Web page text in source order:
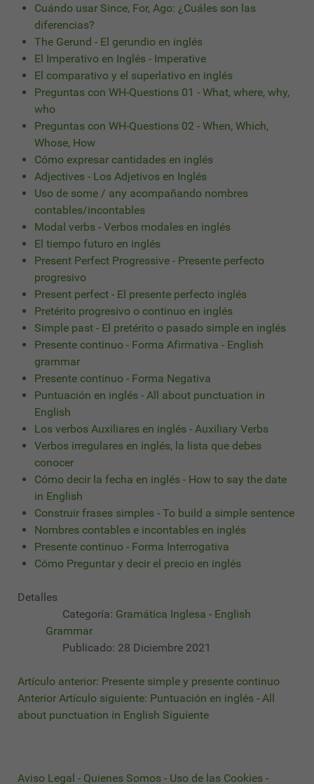
Cuándo usar Since, For, Ago: ¿Cuáles son las
diferencias?
The Gerund - El gerundio en inglés
El Imperativo en Inglés - Imperative
El comparativo y el superlativo en inglés
Preguntas con WH-Questions 01 - What, where, why,
who
Preguntas con WH-Questions 02 - When, Which,
Whose, How
Cómo expresar cantidades en inglés
Adjectives - Los Adjetivos en Inglés
Uso de some / any acompañando nombres
contables/incontables
Modal verbs - Verbos modales en inglés
El tiempo futuro en inglés
Present Perfect Progressive - Presente perfecto
progresivo
Present perfect - El presente perfecto inglés
Pretérito progresivo o continuo en inglés
Simple past - El pretérito o pasado simple en inglés
Presente continuo - Forma Afirmativa - English
grammar
Presente continuo - Forma Negativa
Puntuación en inglés - All about punctuation in
English
Los verbos Auxiliares en inglés - Auxiliary Verbs
Verbos irregulares en inglés, la lista que debes
conocer
Cómo decir la fecha en inglés - How to say the date
in English
Construir frases simples - To build a simple sentence
Nombres contables e incontables en inglés
Presente continuo - Forma Interrogativa
Cómo Preguntar y decir el precio en inglés
Detalles
Categoría: Gramática Inglesa - English
Grammar
Publicado: 28 Diciembre 2021
Artículo anterior: Presente simple y presente continuo
Anterior Artículo siguiente: Puntuación en inglés - All
about punctuation in English Siguiente
Aviso Legal - Quienes Somos - Uso de las Cookies -